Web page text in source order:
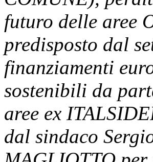
futuro delle aree
predisposto dal
finanziamenti
sostenibili da
aree ex
dal sindaco